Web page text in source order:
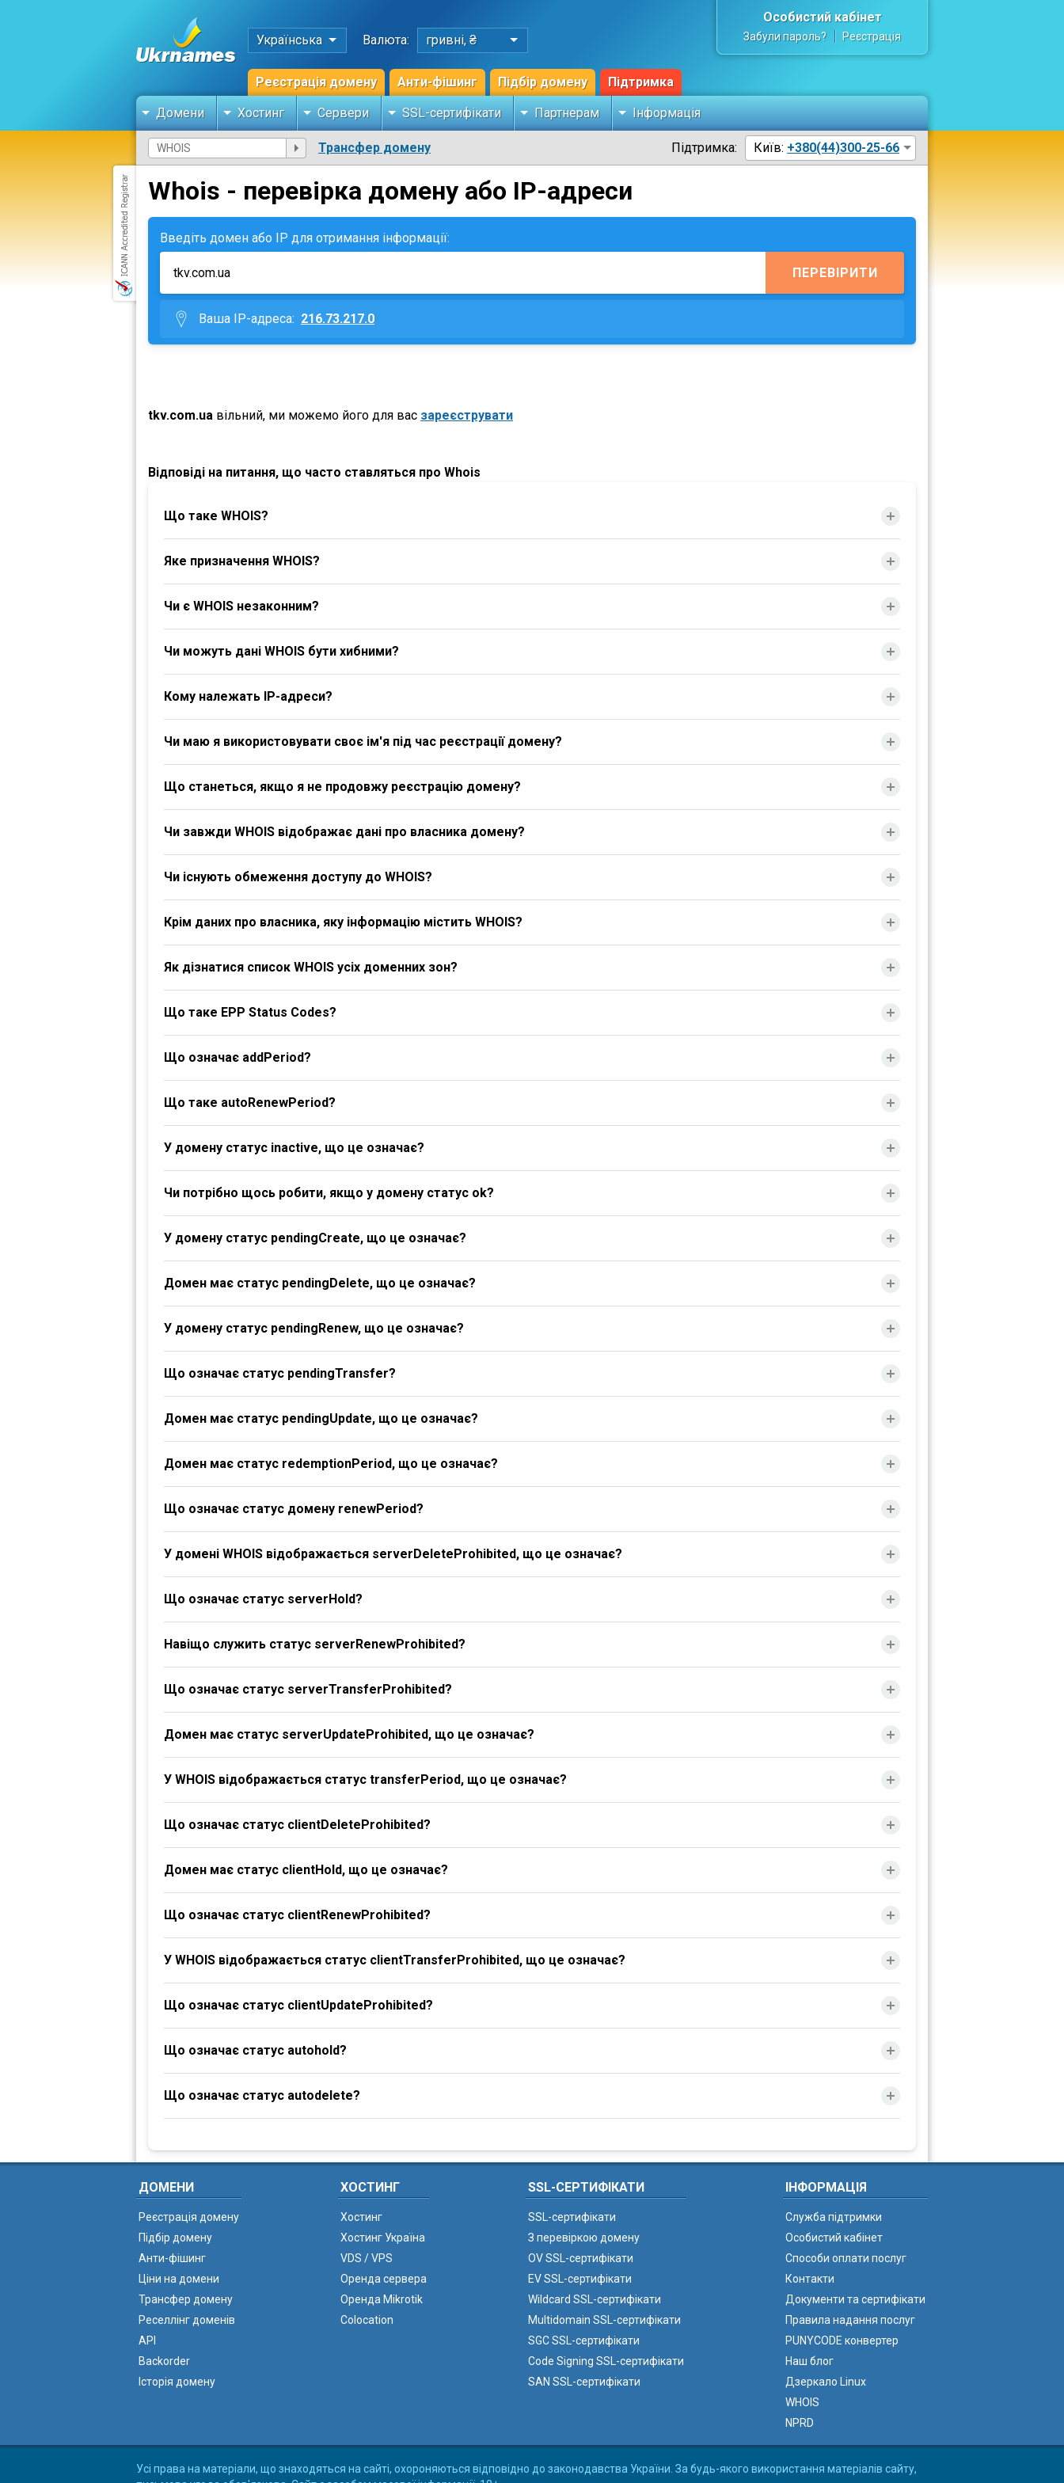
Українська Валюта: гривні, ₴
Реєстрація домену Анти-фішинг Підбір домену Підтримка
Особистий кабінет
Забули пароль? Реєстрація
Домени Хостинг Сервери SSL-сертифікати Партнерам Інформація
Трансфер домену Підтримка: Київ: +380(44)300-25-66
Whois - перевірка домену або IP-адреси
Введіть домен або IP для отримання інформації:
ПЕРЕВІРИТИ
Ваша IP-адреса: 216.73.217.0
tkv.com.ua вільний, ми можемо його для вас зареєструвати
Відповіді на питання, що часто ставляться про Whois
Що таке WHOIS?
Яке призначення WHOIS?
Чи є WHOIS незаконним?
Чи можуть дані WHOIS бути хибними?
Кому належать IP-адреси?
Чи маю я використовувати своє ім'я під час реєстрації домену?
Що станеться, якщо я не продовжу реєстрацію домену?
Чи завжди WHOIS відображає дані про власника домену?
Чи існують обмеження доступу до WHOIS?
Крім даних про власника, яку інформацію містить WHOIS?
Як дізнатися список WHOIS усіх доменних зон?
Що таке EPP Status Codes?
Що означає addPeriod?
Що таке autoRenewPeriod?
У домену статус inactive, що це означає?
Чи потрібно щось робити, якщо у домену статус ok?
У домену статус pendingCreate, що це означає?
Домен має статус pendingDelete, що це означає?
У домену статус pendingRenew, що це означає?
Що означає статус pendingTransfer?
Домен має статус pendingUpdate, що це означає?
Домен має статус redemptionPeriod, що це означає?
Що означає статус домену renewPeriod?
У домені WHOIS відображається serverDeleteProhibited, що це означає?
Що означає статус serverHold?
Навіщо служить статус serverRenewProhibited?
Що означає статус serverTransferProhibited?
Домен має статус serverUpdateProhibited, що це означає?
У WHOIS відображається статус transferPeriod, що це означає?
Що означає статус clientDeleteProhibited?
Домен має статус clientHold, що це означає?
Що означає статус clientRenewProhibited?
У WHOIS відображається статус clientTransferProhibited, що це означає?
Що означає статус clientUpdateProhibited?
Що означає статус autohold?
Що означає статус autodelete?
ДОМЕНИ
Реєстрація домену
Підбір домену
Анти-фішинг
Ціни на домени
Трансфер домену
Реселлінг доменів
API
Backorder
Історія домену
ХОСТИНГ
Хостинг
Хостинг Україна
VDS / VPS
Оренда сервера
Оренда Mikrotik
Colocation
SSL-СЕРТИФІКАТИ
SSL-сертифікати
З перевіркою домену
OV SSL-сертифікати
EV SSL-сертифікати
Wildcard SSL-сертифікати
Multidomain SSL-сертифікати
SGC SSL-сертифікати
Code Signing SSL-сертифікати
SAN SSL-сертифікати
ІНФОРМАЦІЯ
Служба підтримки
Особистий кабінет
Способи оплати послуг
Контакти
Документи та сертифікати
Правила надання послуг
PUNYCODE конвертер
Наш блог
Дзеркало Linux
WHOIS
NPRD
Усі права на матеріали, що знаходяться на сайті, охороняються відповідно до законодавства України. За будь-якого використання матеріалів сайту,